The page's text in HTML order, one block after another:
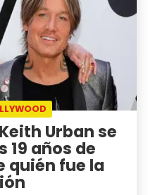
Urban se
años de
quién fue la